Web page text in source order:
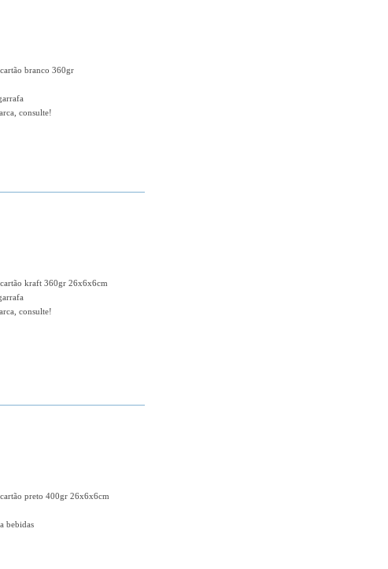
branco 360gr
consulte!
kraft 360gr 26x6x6cm
consulte!
preto 400gr 26x6x6cm
bebidas